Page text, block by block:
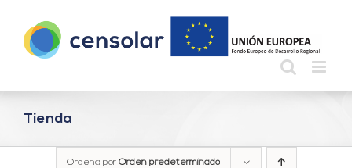
contenido
Tienda
Ordena por Orden predeterminado